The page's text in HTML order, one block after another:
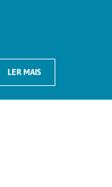
LER MAIS